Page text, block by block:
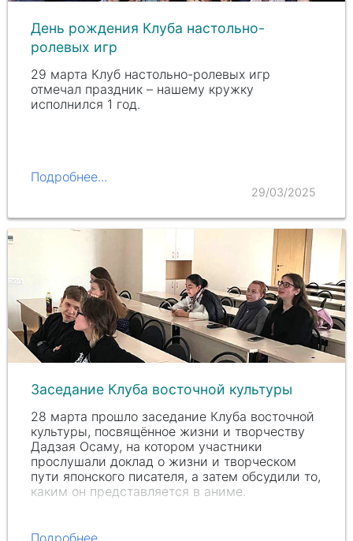
День рождения Клуба настольно-
ролевых игр
29 марта Клуб настольно-ролевых игр
отмечал праздник – нашему кружку
исполнился 1 год.
Подробнее...
29/03/2025
Заседание Клуба восточной культуры
28 марта прошло заседание Клуба восточной
культуры, посвящённое жизни и творчеству
Дадзая Осаму, на котором участники
прослушали доклад о жизни и творческом
пути японского писателя, а затем обсудили то,
каким он представляется в аниме.
Подробнее...